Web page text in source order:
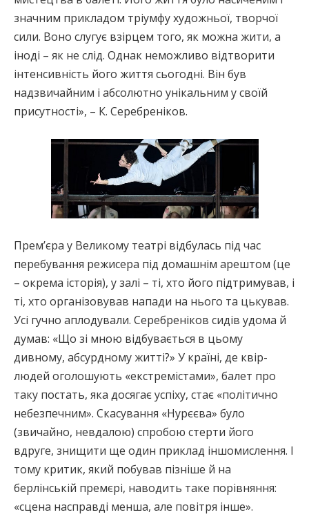
значним прикладом тріумфу художньої, творчої
сили. Воно слугує взірцем того, як можна жити, а
іноді – як не слід. Однак неможливо відтворити
інтенсивність його життя сьогодні. Він був
надзвичайним і абсолютно унікальним у своїй
присутності», – К. Серебреніков.
Прем’єра у Великому театрі відбулась під час
перебування режисера під домашнім арештом (це
– окрема історія), у залі – ті, хто його підтримував, і
ті, хто організовував напади на нього та цькував.
Усі гучно аплодували. Серебреніков сидів удома й
думав: «Що зі мною відбувається в цьому
дивному, абсурдному житті?» У країні, де квір-
людей оголошують «екстремістами», балет про
таку постать, яка досягає успіху, стає «політично
небезпечним». Скасування «Нурєєва» було
(звичайно, невдалою) спробою стерти його
вдруге, знищити ще один приклад іншомислення. І
тому критик, який побував пізніше й на
берлінській премєрі, наводить таке порівняння:
«сцена насправді менша, але повітря інше».